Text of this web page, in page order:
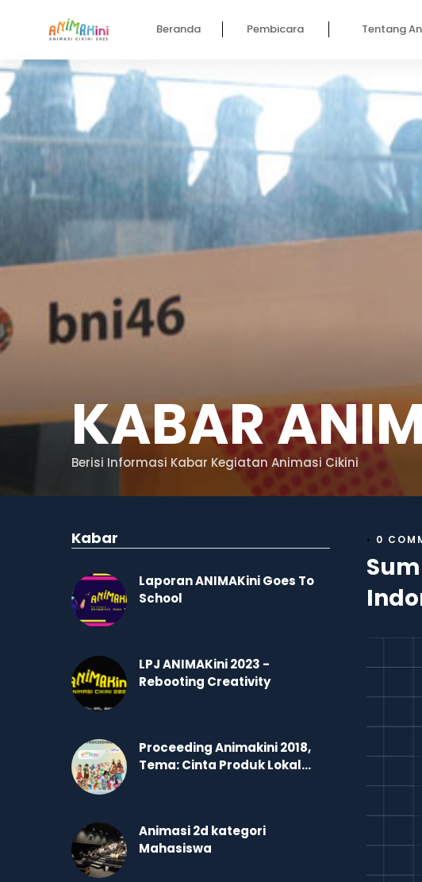
Beranda Pembicara Tentang
KABAR
Berisi Informasi Kabar Kegiatan Animasi Cikini
• 0
Kabar
Laporan ANIMAKini Goes To
School
LPJ ANIMAKini 2023 -
Rebooting Creativity
Proceeding Animakini 2018,
Tema: Cinta Produk Lokal...
Animasi 2d kategori
Mahasiswa